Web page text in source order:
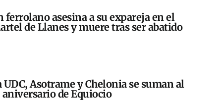
ferrolano asesina a su expareja en el
de Llanes y muere tras ser abatido
UDC, Asotrame y Chelonia se suman al
aniversario de Equiocio